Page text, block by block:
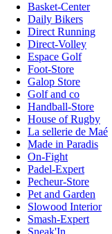
Basket-Center
Daily Bikers
Direct Running
Direct-Volley
Espace Golf
Foot-Store
Galop Store
Golf and co
Handball-Store
House of Rugby
La sellerie de Maé
Made in Paradis
On-Fight
Padel-Expert
Pecheur-Store
Pet and Garden
Slowood Interior
Smash-Expert